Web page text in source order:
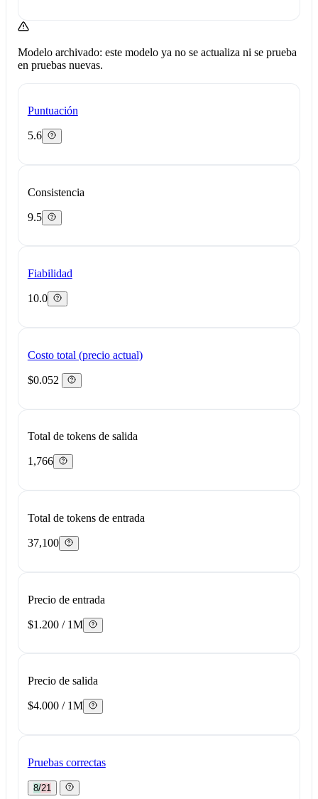
Modelo archivado: este modelo ya no se actualiza ni se prueba
en pruebas nuevas.
Puntuación
5.6
Consistencia
9.5
Fiabilidad
10.0
Costo total (precio actual)
$0.052
Total de tokens de salida
1,766
Total de tokens de entrada
37,100
Precio de entrada
$1.200 / 1M
Precio de salida
$4.000 / 1M
Pruebas correctas
8/21